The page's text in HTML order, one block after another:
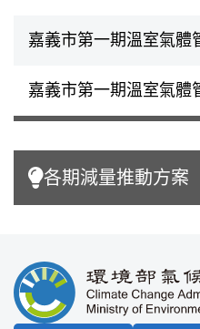
嘉義市第一期溫室氣體
嘉義市第一期溫室氣體
各期減量推動方案